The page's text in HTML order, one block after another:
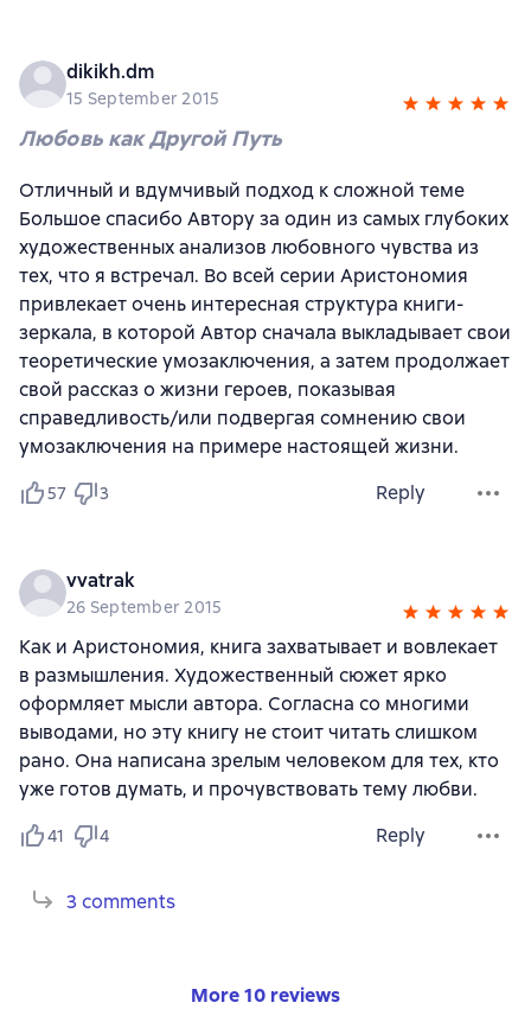
dikikh.dm
15 September 2015
Любовь как Другой Путь
Отличный и вдумчивый подход к сложной теме
Большое спасибо Автору за один из самых глубоких
художественных анализов любовного чувства из
тех, что я встречал. Во всей серии Аристономия
привлекает очень интересная структура книги-
зеркала, в которой Автор сначала выкладывает свои
теоретические умозаключения, а затем продолжает
свой рассказ о жизни героев, показывая
справедливость/или подвергая сомнению свои
умозаключения на примере настоящей жизни.
57 3 Reply
vvatrak
26 September 2015
Как и Аристономия, книга захватывает и вовлекает
в размышления. Художественный сюжет ярко
оформляет мысли автора. Согласна со многими
выводами, но эту книгу не стоит читать слишком
рано. Она написана зрелым человеком для тех, кто
уже готов думать, и прочувствовать тему любви.
41 4 Reply
3 comments
More 10 reviews